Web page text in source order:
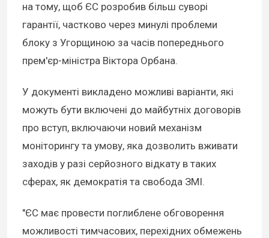
на тому, щоб ЄС розробив більш суворі
гарантії, частково через минулі проблеми
блоку з Угорщиною за часів попереднього
прем'єр-міністра Віктора Орбана.
У документі викладено можливі варіанти, які
можуть бути включені до майбутніх договорів
про вступ, включаючи новий механізм
моніторингу та умову, яка дозволить вживати
заходів у разі серйозного відкату в таких
сферах, як демократія та свобода ЗМІ.
"ЄС має провести поглиблене обговорення
можливості тимчасових, перехідних обмежень